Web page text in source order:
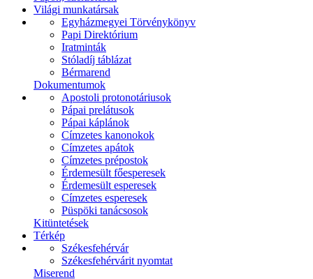
Világi munkatársak
Egyházmegyei Törvénykönyv
Papi Direktórium
Iratminták
Stóladíj táblázat
Bérmarend
Dokumentumok
Apostoli protonotáriusok
Pápai prelátusok
Pápai káplánok
Címzetes kanonokok
Címzetes apátok
Címzetes prépostok
Érdemesült főesperesek
Érdemesült esperesek
Címzetes esperesek
Püspöki tanácsosok
Kitüntetések
Térkép
Székesfehérvár
Székesfehérvárit nyomtat
Miserend